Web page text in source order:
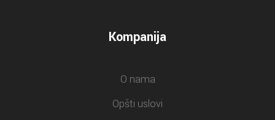
Kompanija
O nama
Opšti uslovi